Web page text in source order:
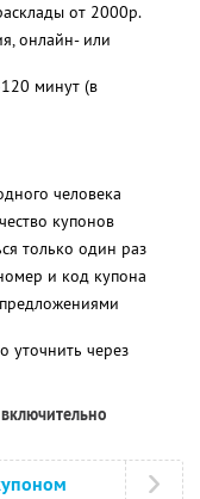
от 2000р.
онлайн- или
минут (в
человека
купонов
только один раз
и код купона
через